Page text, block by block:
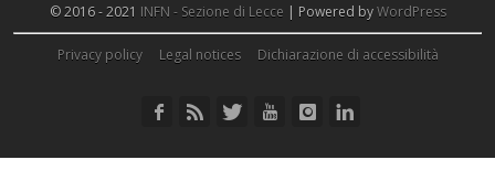
© 2016 - 2021 INFN - Sezione di Lecce | Powered byWordPress
Privacy policy Legal notices Dichiarazione di accessibilità